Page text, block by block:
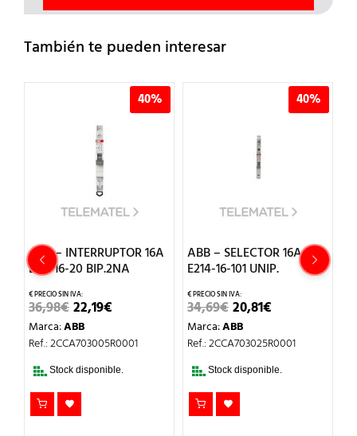
También te pueden interesar
40%
ABB – INTERRUPTOR 16A
E211-16-20 BIP.2NA
36,98€EL
PRECIO
ORIGINAL
ERA:
22,19€
ES:
Marca:ABB
Ref.: 2CCA703005R0001
Stock disponible.
40%
ABB – SELECTOR 16A
E214-16-101 UNIP.
34,69€EL
PRECIO
ORIGINAL
ERA:
20,81€
ES:
Marca:ABB
Ref.: 2CCA703025R0001
Stock disponible.